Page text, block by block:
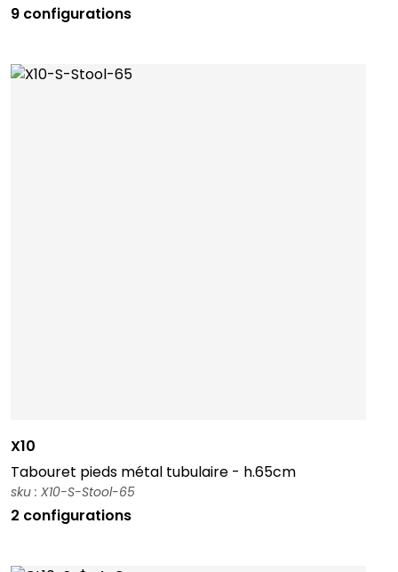
9 configurations
X10
Tabouret pieds métal tubulaire - h.65cm
sku : X10-S-Stool-65
2 configurations